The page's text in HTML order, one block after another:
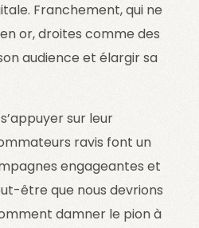
Franchement, qui ne
or, droites comme des
audience et élargir sa
sur leur
ravis font un
engageantes et
être que nous devrions
damner le pion à